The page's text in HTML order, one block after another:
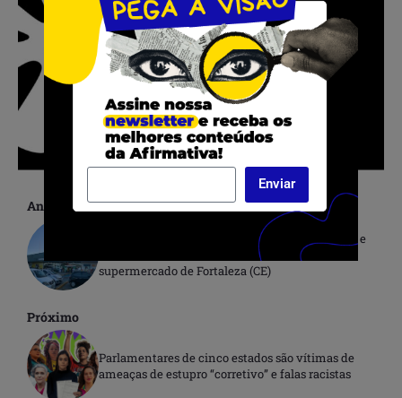
Anterior
Professora negra é vítima de abordagem racista e
acusada de roubar uma escova de dente em
supermercado de Fortaleza (CE)
Próximo
Parlamentares de cinco estados são vítimas de
ameaças de estupro “corretivo” e falas racistas
Enviar